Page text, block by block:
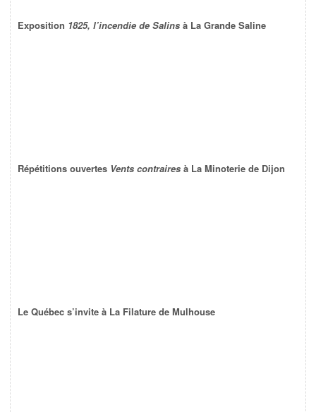
Exposition 1825, l’incendie de Salins à La Grande Saline
Répétitions ouvertes Vents contraires à La Minoterie de Dijon
Le Québec s’invite à La Filature de Mulhouse